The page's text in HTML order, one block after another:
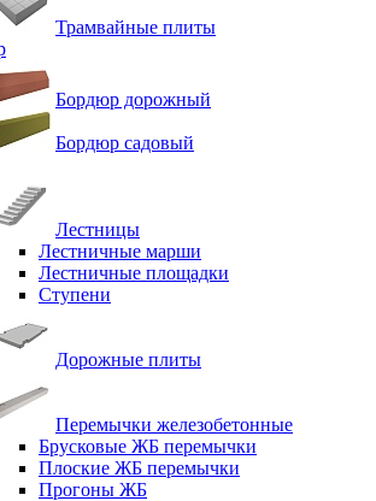
Трамвайные плиты
Бордюр дорожный
Бордюр садовый
Лестницы
Лестничные марши
Лестничные площадки
Ступени
Дорожные плиты
Перемычки железобетонные
Брусковые ЖБ перемычки
Плоские ЖБ перемычки
Прогоны ЖБ